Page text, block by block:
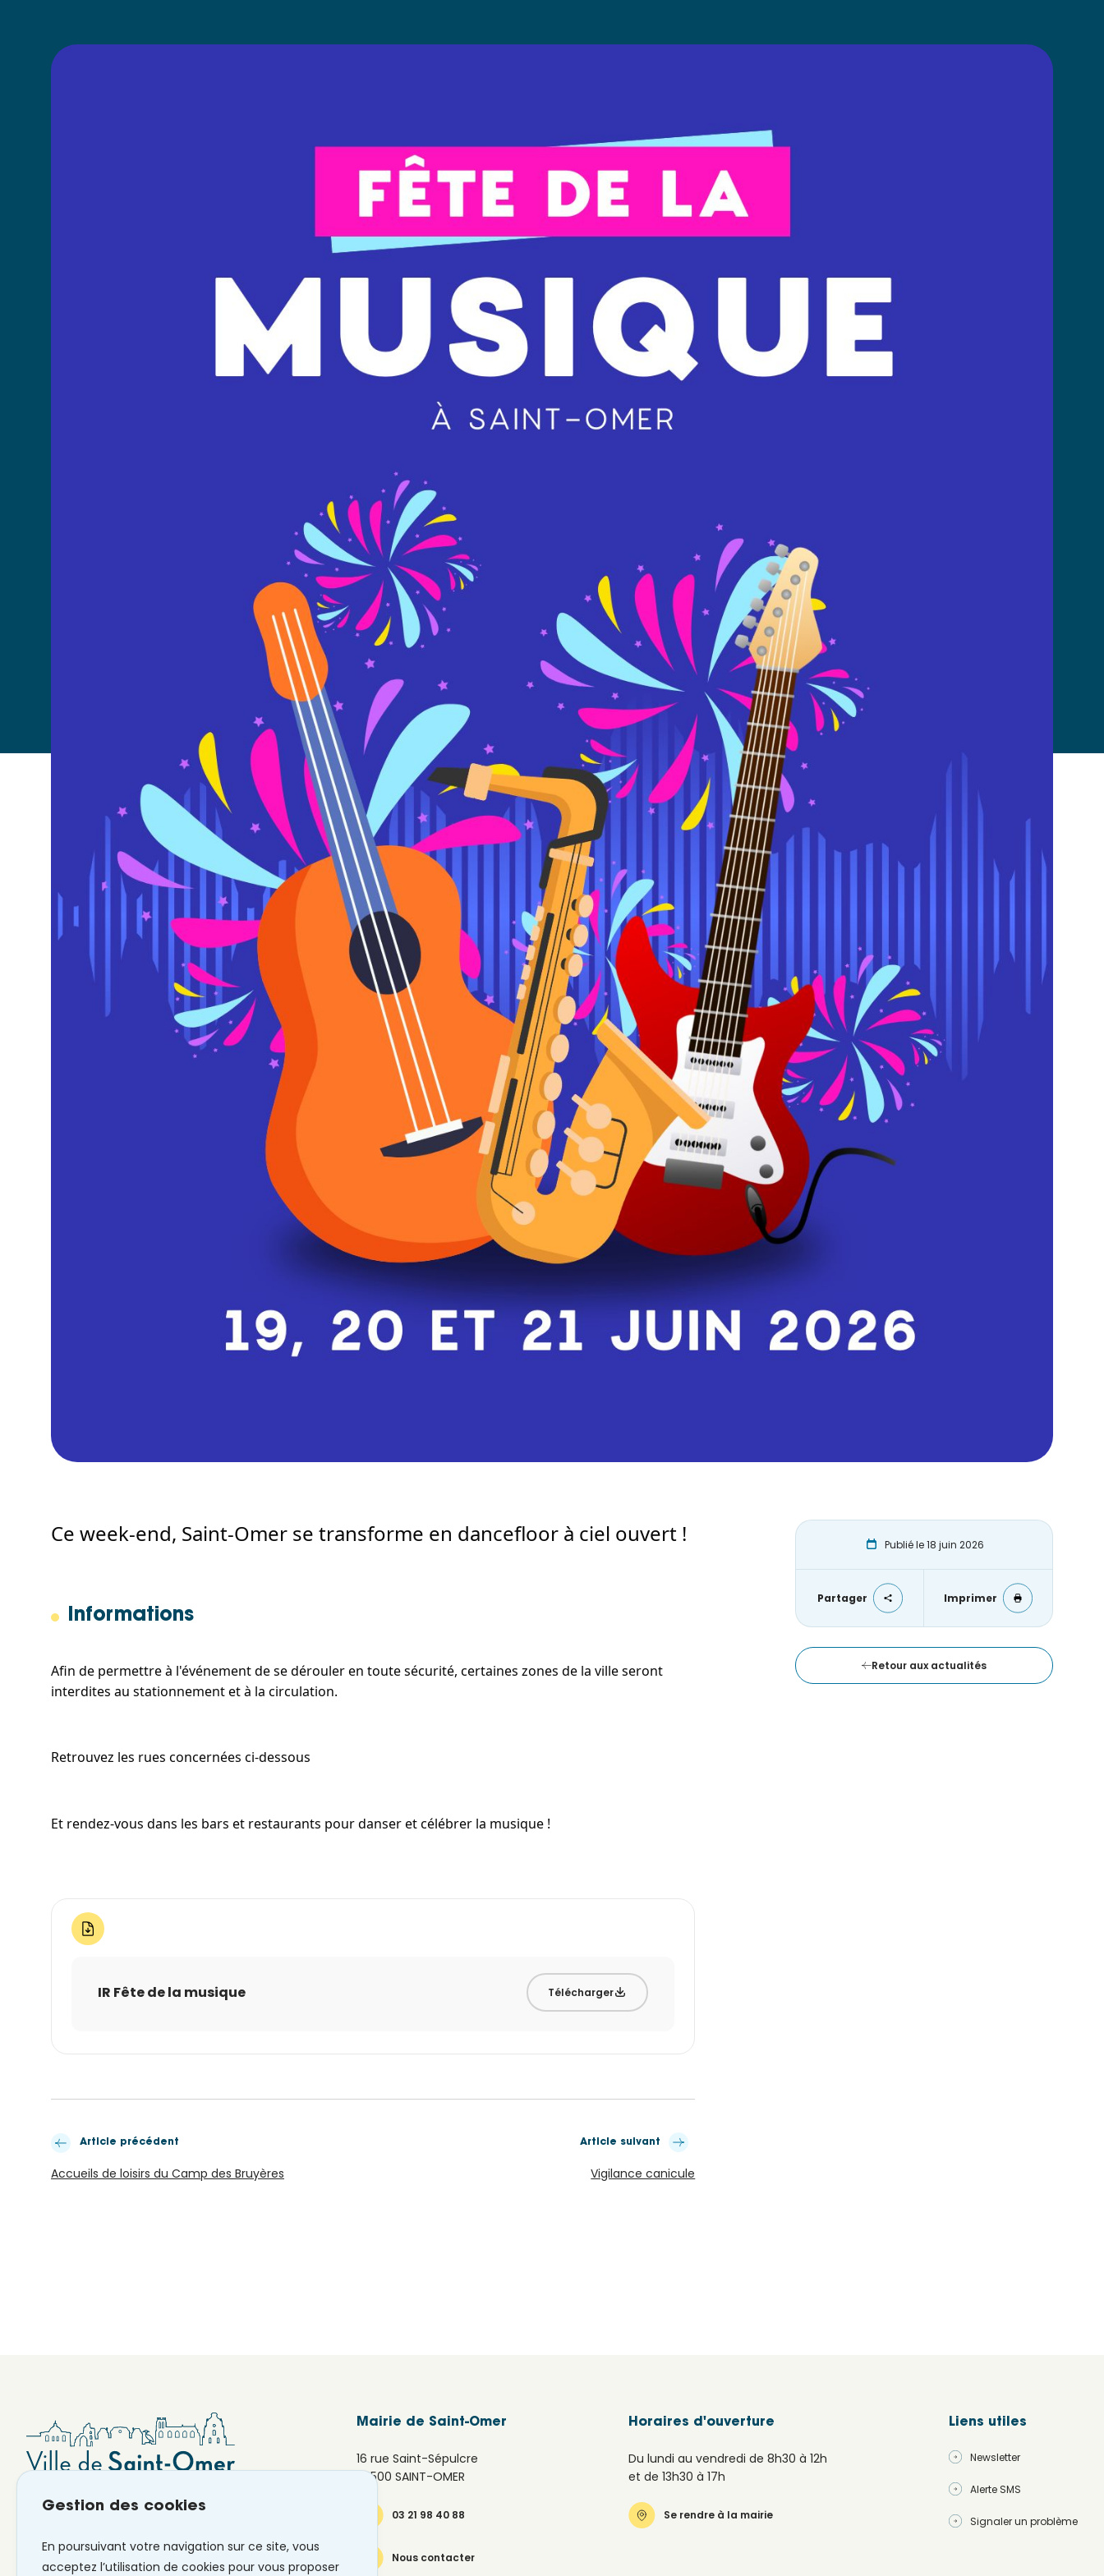
Publié le 18 juin 2026
Partager Imprimer
Retour aux actualités
Informations
Afin de permettre à l'événement de se dérouler en toute sécurité, certaines zones de la ville seront
interdites au stationnement et à la circulation.
Retrouvez les rues concernées ci-dessous
Et rendez-vous dans les bars et restaurants pour danser et célébrer la musique !
IR Fête de la musique Télécharger
Article précédent
Accueils de loisirs du Camp des Bruyères
Article suivant
Vigilance canicule
Mairie de Saint-Omer
16 rue Saint-Sépulcre
62500 SAINT-OMER
03 21 98 40 88
Nous contacter
Horaires d'ouverture
Du lundi au vendredi de 8h30 à 12h
et de 13h30 à 17h
Se rendre à la mairie
Liens utiles
Newsletter
Alerte SMS
Signaler un problème
Gestion des cookies
En poursuivant votre navigation sur ce site, vous
acceptez l’utilisation de cookies pour vous proposer